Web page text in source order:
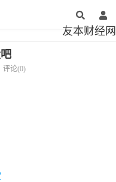
友本财经网
评论(0)